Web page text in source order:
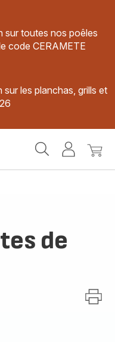
sur toutes nos poêles
code CERAMETE
les planchas, grills et
MonMon
de